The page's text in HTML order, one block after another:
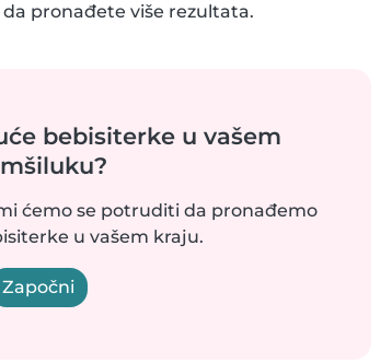
pronađete više rezultata.
bebisiterke u vašem
ćemo se potruditi da pronađemo
u vašem kraju.
Započni